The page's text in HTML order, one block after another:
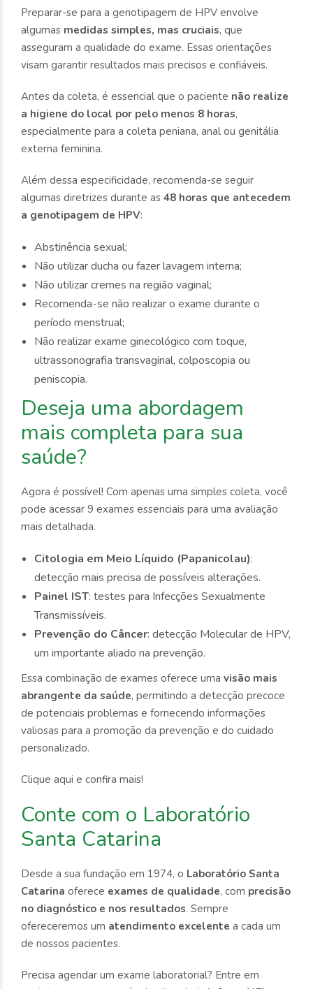
Preparar-se para a genotipagem de HPV envolve
algumas medidas simples, mas cruciais, que
asseguram a qualidade do exame. Essas orientações
visam garantir resultados mais precisos e confiáveis.
Antes da coleta, é essencial que o paciente não realize
a higiene do local por pelo menos 8 horas,
especialmente para a coleta peniana, anal ou genitália
externa feminina.
Além dessa especificidade, recomenda-se seguir
algumas diretrizes durante as 48 horas que antecedem
a genotipagem de HPV:
Abstinência sexual;
Não utilizar ducha ou fazer lavagem interna;
Não utilizar cremes na região vaginal;
Recomenda-se não realizar o exame durante o
período menstrual;
Não realizar exame ginecológico com toque,
ultrassonografia transvaginal, colposcopia ou
peniscopia.
Deseja uma abordagem
mais completa para sua
saúde?
Agora é possível! Com apenas uma simples coleta, você
pode acessar 9 exames essenciais para uma avaliação
mais detalhada.
Citologia em Meio Líquido (Papanicolau):
detecção mais precisa de possíveis alterações.
Painel IST: testes para Infecções Sexualmente
Transmissíveis.
Prevenção do Câncer: detecção Molecular de HPV,
um importante aliado na prevenção.
Essa combinação de exames oferece uma visão mais
abrangente da saúde, permitindo a detecção precoce
de potenciais problemas e fornecendo informações
valiosas para a promoção da prevenção e do cuidado
personalizado.
Clique aqui e confira mais!
Conte com o Laboratório
Santa Catarina
Desde a sua fundação em 1974, o Laboratório Santa
Catarina oferece exames de qualidade, com precisão
no diagnóstico e nos resultados. Sempre
ofereceremos um atendimento excelente a cada um
de nossos pacientes.
Precisa agendar um exame laboratorial? Entre em